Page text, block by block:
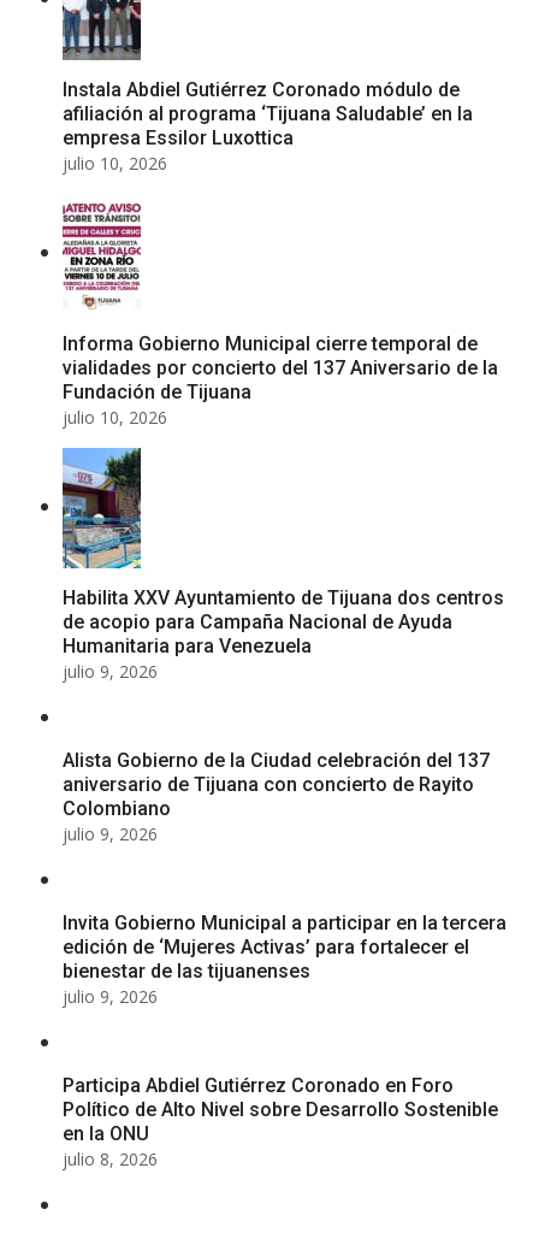
Instala Abdiel Gutiérrez Coronado módulo de
afiliación al programa ‘Tijuana Saludable’ en la
empresa Essilor Luxottica
julio 10, 2026
Informa Gobierno Municipal cierre temporal de
vialidades por concierto del 137 Aniversario de la
Fundación de Tijuana
julio 10, 2026
Habilita XXV Ayuntamiento de Tijuana dos centros
de acopio para Campaña Nacional de Ayuda
Humanitaria para Venezuela
julio 9, 2026
Alista Gobierno de la Ciudad celebración del 137
aniversario de Tijuana con concierto de Rayito
Colombiano
julio 9, 2026
Invita Gobierno Municipal a participar en la tercera
edición de ‘Mujeres Activas’ para fortalecer el
bienestar de las tijuanenses
julio 9, 2026
Participa Abdiel Gutiérrez Coronado en Foro
Político de Alto Nivel sobre Desarrollo Sostenible
en la ONU
julio 8, 2026